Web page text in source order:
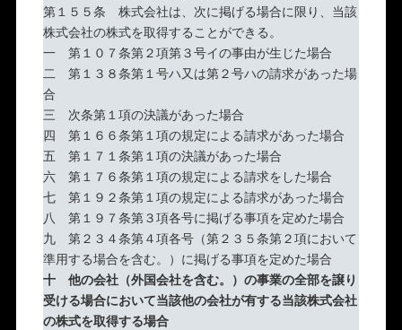
第１５５条 株式会社は、次に掲げる場合に限り、当該
株式会社の株式を取得することができる。
一 第１０７条第２項第３号イの事由が生じた場合
二 第１３８条第１号ハ又は第２号ハの請求があった場
合
三 次条第１項の決議があった場合
四 第１６６条第１項の規定による請求があった場合
五 第１７１条第１項の決議があった場合
六 第１７６条第１項の規定による請求をした場合
七 第１９２条第１項の規定による請求があった場合
八 第１９７条第３項各号に掲げる事項を定めた場合
九 第２３４条第４項各号（第２３５条第２項において
準用する場合を含む。）に掲げる事項を定めた場合
十 他の会社（外国会社を含む。）の事業の全部を譲り
受ける場合において当該他の会社が有する当該株式会社
の株式を取得する場合